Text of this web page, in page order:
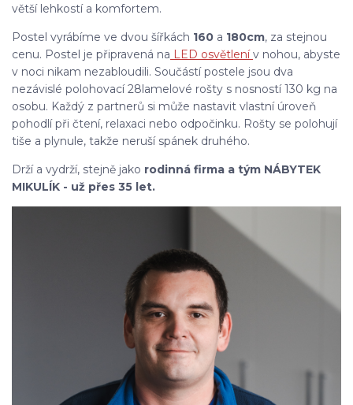
větší lehkostí a komfortem.
Postel vyrábíme ve dvou šířkách 160 a 180cm, za stejnou
cenu. Postel je připravená na LED osvětlenív nohou, abyste
v noci nikam nezabloudili. Součástí postele jsou dva
nezávislé polohovací 28lamelové rošty s nosností 130 kg na
osobu. Každý z partnerů si může nastavit vlastní úroveň
pohodlí při čtení, relaxaci nebo odpočinku. Rošty se polohují
tiše a plynule, takže neruší spánek druhého.
Drží a vydrží, stejně jako rodinná firma a tým NÁBYTEK
MIKULÍK - už přes 35 let.